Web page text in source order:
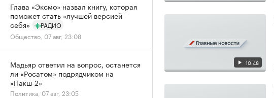
10:48
Глава «Эксмо» назвал книгу, которая
поможет стать «лучшей версией
себя»
РАДИО
Общество, 07 авг, 23:08
Мадьяр ответил на вопрос, останется
ли «Росатом» подрядчиком на
«Пакш-2»
Политика, 07 авг, 23:05